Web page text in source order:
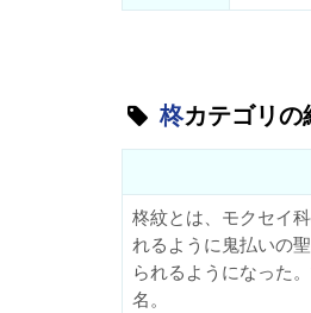
柊カテゴリの
柊紋とは、モクセイ
れるように鬼払いの
られるようになった
名。